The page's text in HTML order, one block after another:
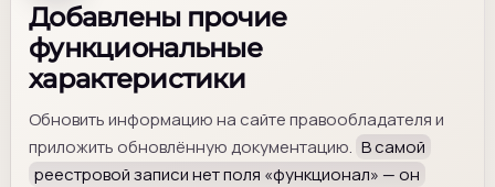
Добавлены прочие
функциональные
характеристики
Обновить информацию на сайте правообладателя и
приложить обновлённую документацию. В самой
реестровой записи нет поля «функционал» — он